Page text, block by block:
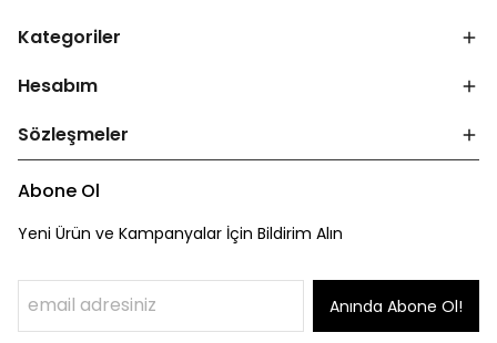
Kategoriler
Hesabım
Sözleşmeler
Abone Ol
Yeni Ürün ve Kampanyalar İçin Bildirim Alın
Anında Abone Ol!